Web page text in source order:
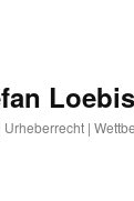
Urheberrecht |